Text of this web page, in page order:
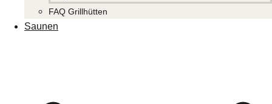
FAQ Grillhütten
Saunen